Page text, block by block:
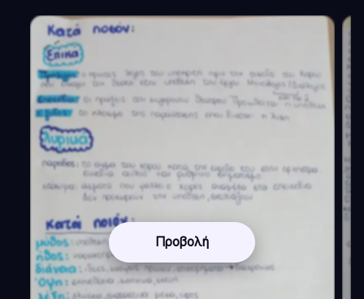
Προβολή